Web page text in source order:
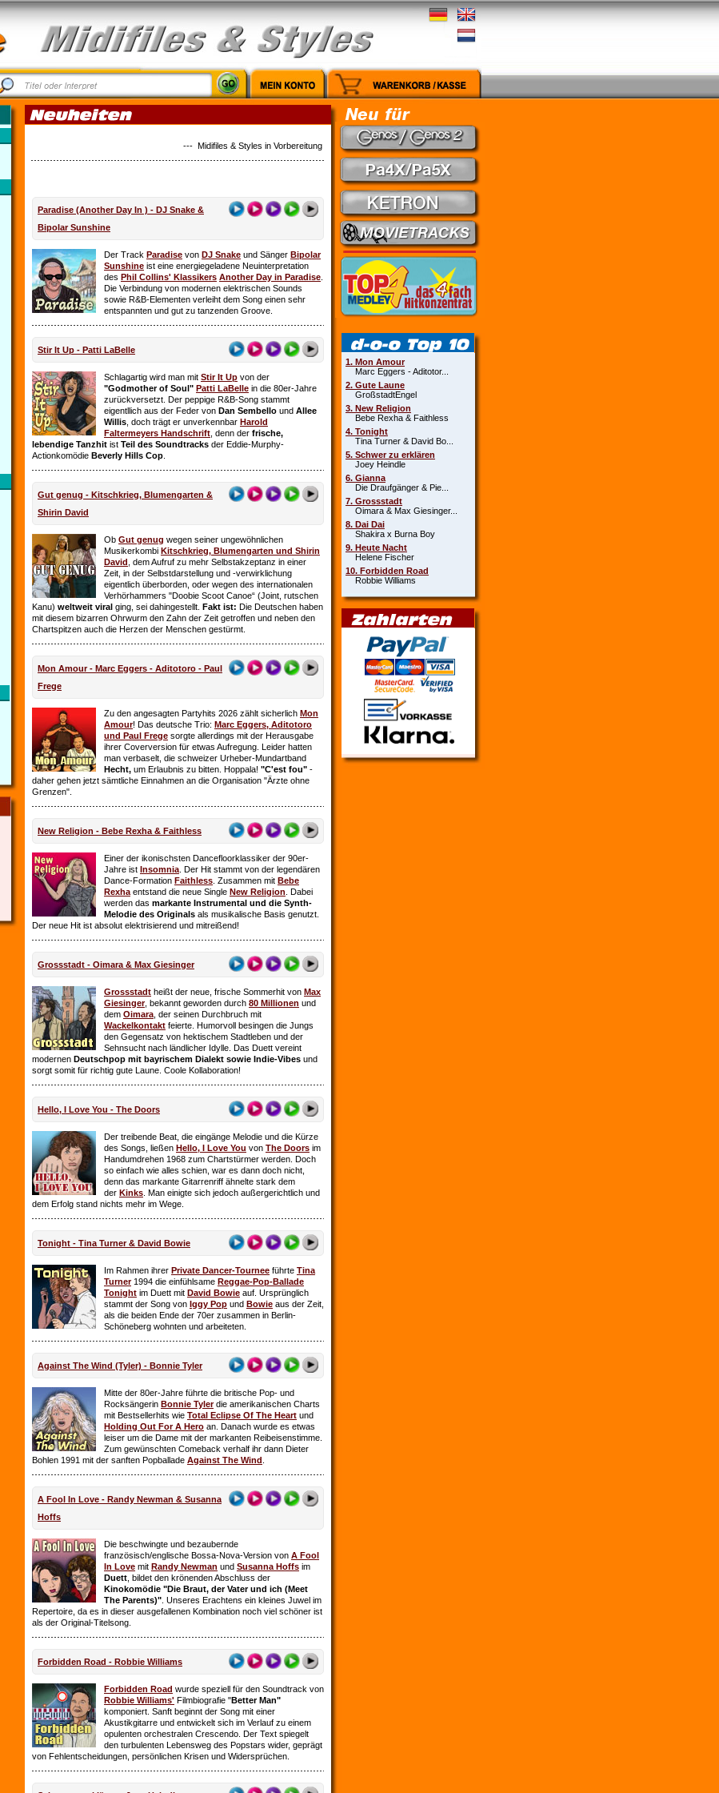
--- Midifiles & Styles in Vorbereitung: Alles ist gut - Nena // Every Little Thing She Does Is Magic - The Police // Learning To Fly - Pink Floyd
Paradise (Another Day In ) - DJ Snake &
Bipolar Sunshine
Der Track Paradise von DJ Snake und Sänger Bipolar
Sunshine ist eine energiegeladene Neuinterpretation
des Phil Collins' Klassikers Another Day in Paradise
Die Verbindung von modernen elektrischen Sounds
sowie R&B-Elementen verleiht dem Song einen sehr
entspannten und gut zu tanzenden Groove.
Stir It Up - Patti LaBelle
Schlagartig wird man mit Stir It Up von der
"Godmother of Soul" Patti LaBelle in die 80er-Jahre
zurückversetzt. Der peppige R&B-Song stammt
eigentllich aus der Feder von Dan Sembello und Allee
Willis , doch trägt er unverkennbar Harold
Faltermeyers Handschrift , denn der frische,
lebendige Tanzhit ist Teil des Soundtracks der Eddie-Murphy-
Actionkomödie Beverly Hills Cop
Gut genug - Kitschkrieg, Blumengarten &
Shirin David
Ob Gut genug wegen seiner ungewöhnlichen
Musikerkombi Kitschkrieg, Blumengarten und Shirin
David , dem Aufruf zu mehr Selbstakzeptanz in einer
Zeit, in der Selbstdarstellung und ‑verwirklichung
eigentlich überborden, oder wegen des internationalen
Verhörhammers "Doobie Scoot Canoe“ (Joint, rutschen
Kanu) weltweit viral ging, sei dahingestellt. Fakt ist: Die Deutschen haben
mit diesem bizarren Ohrwurm den Zahn der Zeit getroffen und neben den
Chartspitzen auch die Herzen der Menschen gestürmt.
Mon Amour - Marc Eggers - Aditotoro - Paul
Frege
Zu den angesagten Partyhits 2026 zählt sicherlich Mon
Amour! Das deutsche Trio: Marc Eggers, Aditotoro
und Paul Frege sorgte allerdings mit der Herausgabe
ihrer Coverversion für etwas Aufregung. Leider hatten
man verbaselt, die schweizer Urheber-Mundartband
Hecht, um Erlaubnis zu bitten. Hoppala! "C'est fou" -
daher gehen jetzt sämtliche Einnahmen an die Organisation "Ärzte ohne
Grenzen".
New Religion - Bebe Rexha & Faithless
Einer der ikonischsten Dancefloorklassiker der 90er-
Jahre ist Insomnia . Der Hit stammt von der legendären
Dance-Formation Faithless . Zusammen mit Bebe
Rexha entstand die neue Single New Religion . Dabei
werden das markante Instrumental und die Synth-
Melodie des Originals als musikalische Basis genutzt.
Der neue Hit ist absolut elektrisierend und mitreißend!
Grossstadt - Oimara & Max Giesinger
Grossstadt heißt der neue, frische Sommerhit von Max
Giesinger, bekannt geworden durch 80 Millionen und
dem Oimara , der seinen Durchbruch mit
Wackelkontakt feierte. Humorvoll besingen die Jungs
den Gegensatz von hektischem Stadtleben und der
Sehnsucht nach ländlicher Idylle. Das Duett vereint
modernen Deutschpop mit bayrischem Dialekt sowie Indie-Vibes und
sorgt somit für richtig gute Laune. Coole Kollaboration!
Hello, I Love You - The Doors
Der treibende Beat, die eingänge Melodie und die Kürze
des Songs, ließen Hello, I Love You von The Doors im
Handumdrehen 1968 zum Chartstürmer werden. Doch
so einfach wie alles schien, war es dann doch nicht,
denn das markante Gitarrenriff ähnelte stark dem
der Kinks . Man einigte sich jedoch außergerichtlich und
dem Erfolg stand nichts mehr im Wege.
Tonight - Tina Turner & David Bowie
Im Rahmen ihrer Private Dancer-Tournee führte Tina
Turner 1994 die einfühlsame Reggae-Pop-Ballade
Tonight im Duett mit David Bowie auf. Ursprünglich
stammt der Song von Iggy Pop und Bowie aus der Zeit,
als die beiden Ende der 70er zusammen in Berlin-
Schöneberg wohnten und arbeiteten.
Against The Wind (Tyler) - Bonnie Tyler
Mitte der 80er-Jahre führte die britische Pop- und
Rocksängerin Bonnie Tylerdie amerikanischen Charts
mit Bestsellerhits wie Total Eclipse Of The Heart und
Holding Out For A Hero an. Danach wurde es etwas
leiser um die Dame mit der markanten Reibeisenstimme.
Zum gewünschten Comeback verhalf ihr dann Dieter
Bohlen 1991 mit der sanften Popballade Against The Wind
A Fool In Love - Randy Newman & Susanna
Hoffs
Die beschwingte und bezaubernde
französisch/englische Bossa-Nova-Version von A Fool
In Love mit Randy Newman und Susanna Hoffs im
Duett , bildet den krönenden Abschluss der
Kinokomödie "Die Braut, der Vater und ich (Meet
The Parents)" . Unseres Erachtens ein kleines Juwel im
Repertoire, da es in dieser ausgefallenen Kombination noch viel schöner ist
als der Original-Titelsong.
Forbidden Road - Robbie Williams
Forbidden Road wurde speziell für den Soundtrack von
Robbie Williams' Filmbiografie "Better Man"
komponiert. Sanft beginnt der Song mit einer
Akustikgitarre und entwickelt sich im Verlauf zu einem
opulenten orchestralen Crescendo. Der Text spiegelt
den turbulenten Lebensweg des Popstars wider, geprägt
von Fehlentscheidungen, persönlichen Krisen und Widersprüchen.
1. Mon Amour
Marc Eggers - Aditotor...
2. Gute Laune
GroßstadtEngel
3. New Religion
Bebe Rexha & Faithless
4. Tonight
Tina Turner & David Bo...
5. Schwer zu erklären
Joey Heindle
6. Gianna
Die Draufgänger & Pie...
7. Grossstadt
Oimara & Max Giesinger...
8. Dai Dai
Shakira x Burna Boy
9. Heute Nacht
Helene Fischer
10. Forbidden Road
Robbie Williams